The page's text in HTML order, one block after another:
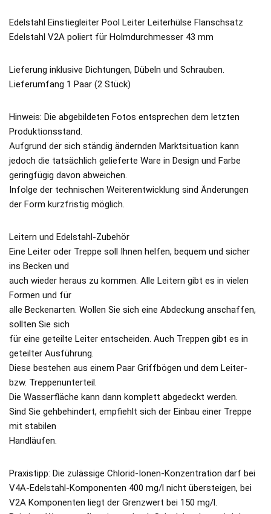
Edelstahl Einstiegleiter Pool Leiter Leiterhülse Flanschsatz
Edelstahl V2A poliert für Holmdurchmesser 43 mm
Lieferung inklusive Dichtungen, Dübeln und Schrauben.
Lieferumfang 1 Paar (2 Stück)
Hinweis: Die abgebildeten Fotos entsprechen dem letzten
Produktionsstand.
Aufgrund der sich ständig ändernden Marktsituation kann
jedoch die tatsächlich gelieferte Ware in Design und Farbe
geringfügig davon abweichen.
Infolge der technischen Weiterentwicklung sind Änderungen
der Form kurzfristig möglich.
Leitern und Edelstahl-Zubehör
Eine Leiter oder Treppe soll Ihnen helfen, bequem und sicher
ins Becken und
auch wieder heraus zu kommen. Alle Leitern gibt es in vielen
Formen und für
alle Beckenarten. Wollen Sie sich eine Abdeckung anschaffen,
sollten Sie sich
für eine geteilte Leiter entscheiden. Auch Treppen gibt es in
geteilter Ausführung.
Diese bestehen aus einem Paar Griffbögen und dem Leiter-
bzw. Treppenunterteil.
Die Wasserfläche kann dann komplett abgedeckt werden.
Sind Sie gehbehindert, empfiehlt sich der Einbau einer Treppe
mit stabilen
Handläufen.
Praxistipp: Die zulässige Chlorid-Ionen-Konzentration darf bei
V4A-Edelstahl-Komponenten 400 mg/l nicht übersteigen, bei
V2A Komponenten liegt der Grenzwert bei 150 mg/l.